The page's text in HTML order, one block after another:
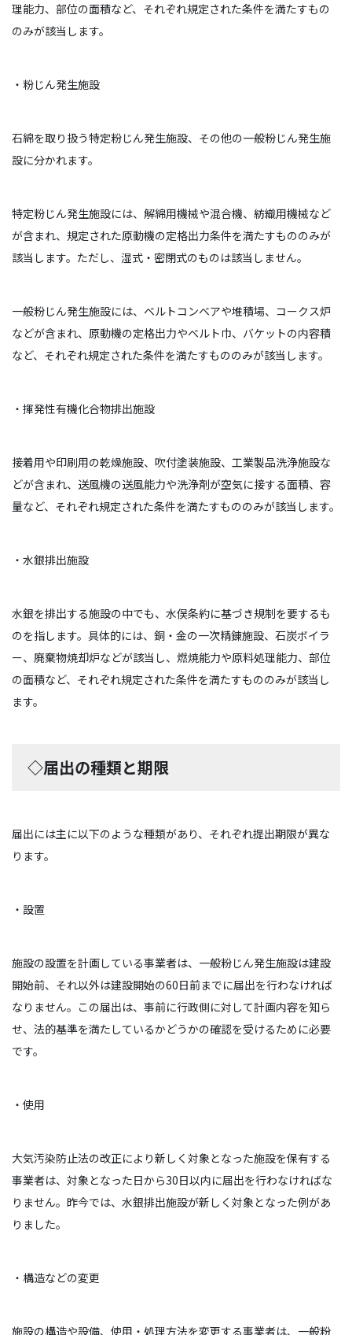
理能力、部位の面積など、それぞれ規定された条件を満たすもの
のみが該当します。
・粉じん発生施設
石綿を取り扱う特定粉じん発生施設、その他の一般粉じん発生施
設に分かれます。
特定粉じん発生施設には、解綿用機械や混合機、紡織用機械など
が含まれ、規定された原動機の定格出力条件を満たすもののみが
該当します。ただし、湿式・密閉式のものは該当しません。
一般粉じん発生施設には、ベルトコンベアや堆積場、コークス炉
などが含まれ、原動機の定格出力やベルト巾、バケットの内容積
など、それぞれ規定された条件を満たすもののみが該当します。
・揮発性有機化合物排出施設
接着用や印刷用の乾燥施設、吹付塗装施設、工業製品洗浄施設な
どが含まれ、送風機の送風能力や洗浄剤が空気に接する面積、容
量など、それぞれ規定された条件を満たすもののみが該当します。
・水銀排出施設
水銀を排出する施設の中でも、水俣条約に基づき規制を要するも
のを指します。具体的には、銅・金の一次精錬施設、石炭ボイラ
ー、廃棄物焼却炉などが該当し、燃焼能力や原料処理能力、部位
の面積など、それぞれ規定された条件を満たすもののみが該当し
ます。
◇届出の種類と期限
届出には主に以下のような種類があり、それぞれ提出期限が異な
ります。
・設置
施設の設置を計画している事業者は、一般粉じん発生施設は建設
開始前、それ以外は建設開始の60日前までに届出を行わなければ
なりません。この届出は、事前に行政側に対して計画内容を知ら
せ、法的基準を満たしているかどうかの確認を受けるために必要
です。
・使用
大気汚染防止法の改正により新しく対象となった施設を保有する
事業者は、対象となった日から30日以内に届出を行わなければな
りません。昨今では、水銀排出施設が新しく対象となった例があ
りました。
・構造などの変更
施設の構造や設備、使用・処理方法を変更する事業者は、一般粉